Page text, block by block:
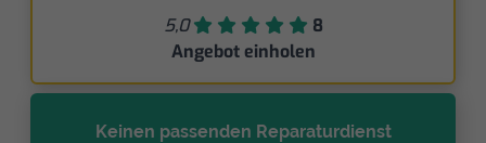
5,0
8
Angebot einholen
Keinen passenden Reparaturdienst